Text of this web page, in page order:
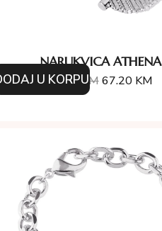
NARUKVICA ATHENA
96.00KM67.20 KM
U KORPU